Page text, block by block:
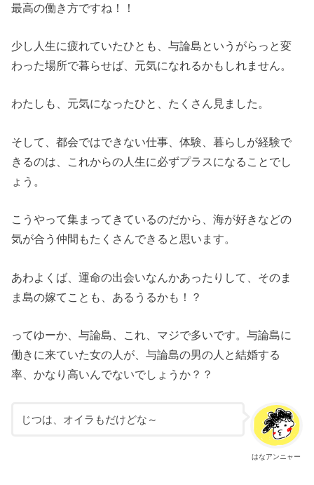
最高の働き方ですね！！
少し人生に疲れていたひとも、与論島というがらっと変
わった場所で暮らせば、元気になれるかもしれません。
わたしも、元気になったひと、たくさん見ました。
そして、都会ではできない仕事、体験、暮らしが経験で
きるのは、これからの人生に必ずプラスになることでし
ょう。
こうやって集まってきているのだから、海が好きなどの
気が合う仲間もたくさんできると思います。
あわよくば、運命の出会いなんかあったりして、そのま
ま島の嫁てことも、あるうるかも！？
ってゆーか、与論島、これ、マジで多いです。与論島に
働きに来ていた女の人が、与論島の男の人と結婚する
率、かなり高いんでないでしょうか？？
はなアンニャー
じつは、オイラもだけどな～